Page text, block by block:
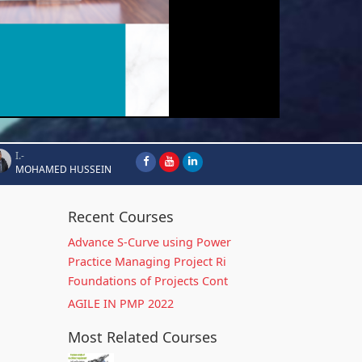
I.-
MOHAMED HUSSEIN
Recent Courses
Advance S-Curve using Power
Practice Managing Project Ri
Foundations of Projects Cont
AGILE IN PMP 2022
Most Related Courses